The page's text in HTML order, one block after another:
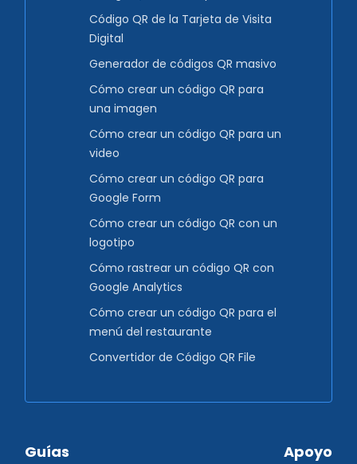
Código QR de la Tarjeta de Visita
Digital
Generador de códigos QR masivo
Cómo crear un código QR para
una imagen
Cómo crear un código QR para un
video
Cómo crear un código QR para
Google Form
Cómo crear un código QR con un
logotipo
Cómo rastrear un código QR con
Google Analytics
Cómo crear un código QR para el
menú del restaurante
Convertidor de Código QR File
Guías Apoyo